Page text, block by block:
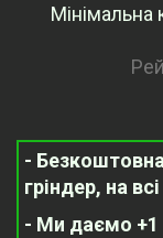
Мінімальна
-
гріндер, на
- Ми даємо +1